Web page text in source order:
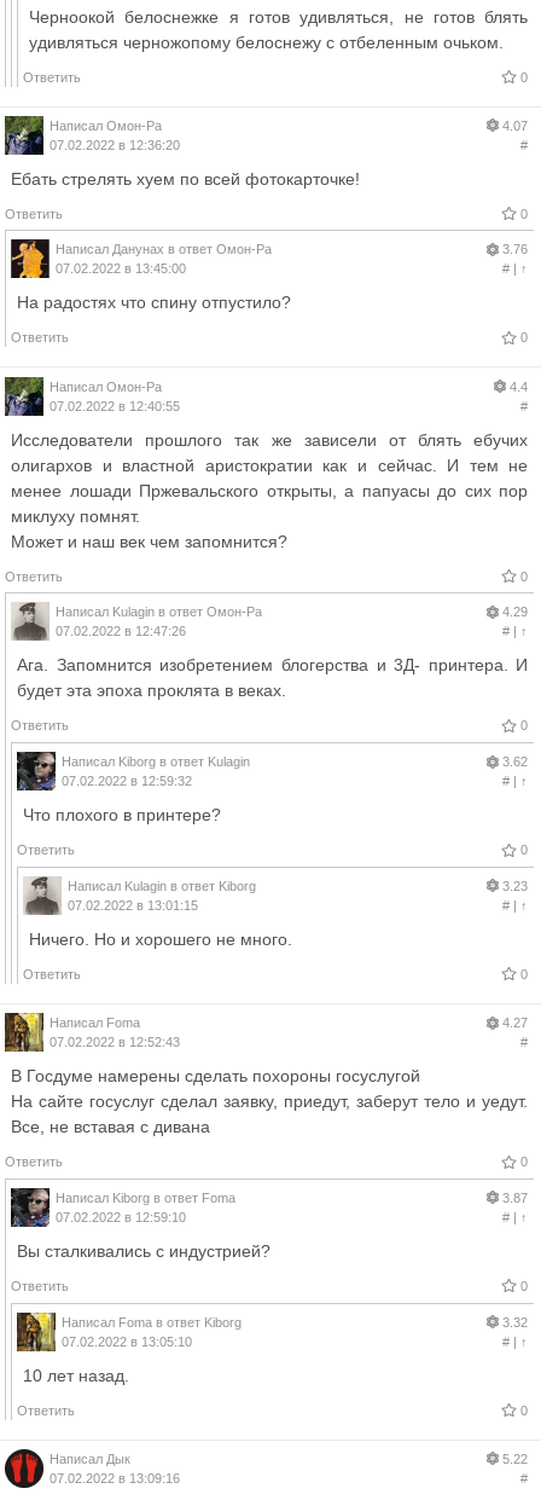
Черноокой белоснежке я готов удивляться, не готов блять
удивляться черножопому белоснежу с отбеленным очьком.
Ответить 0
Написал Омон-Ра
07.02.2022 в 12:36:20
4.07
#
Ебать стрелять хуем по всей фотокарточке!
Ответить 0
Написал Данунах в ответ Омон-Ра
07.02.2022 в 13:45:00
3.76
#| ↑
На радостях что спину отпустило?
Ответить 0
Написал Омон-Ра
07.02.2022 в 12:40:55
4.4
#
Исследователи прошлого так же зависели от блять ебучих
олигархов и властной аристократии как и сейчас. И тем не
менее лошади Пржевальского открыты, а папуасы до сих пор
миклуху помнят.
Может и наш век чем запомнится?
Ответить 0
Написал Kulagin в ответ Омон-Ра
07.02.2022 в 12:47:26
4.29
#| ↑
Ага. Запомнится изобретением блогерства и 3Д- принтера. И
будет эта эпоха проклята в веках.
Ответить 0
Написал Kiborg в ответ Kulagin
07.02.2022 в 12:59:32
3.62
#| ↑
Что плохого в принтере?
Ответить 0
Написал Kulagin в ответ Kiborg
07.02.2022 в 13:01:15
3.23
#| ↑
Ничего. Но и хорошего не много.
Ответить 0
Написал Foma
07.02.2022 в 12:52:43
4.27
#
В Госдуме намерены сделать похороны госуслугой
На сайте госуслуг сделал заявку, приедут, заберут тело и уедут.
Все, не вставая с дивана
Ответить 0
Написал Kiborg в ответ Foma
07.02.2022 в 12:59:10
3.87
#| ↑
Вы сталкивались с индустрией?
Ответить 0
Написал Foma в ответ Kiborg
07.02.2022 в 13:05:10
3.32
#| ↑
10 лет назад.
Ответить 0
Написал Дык
07.02.2022 в 13:09:16
5.22
#